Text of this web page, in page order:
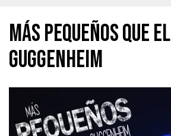
Más pequeños que el
Guggenheim